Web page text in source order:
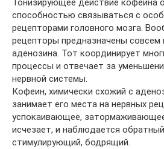
Тонизирующее действие кофеина
способностью связываться с
рецепторами головного мозга.
рецепторы предназначены совсем
аденозина. Тот координирует
процессы и отвечает за
нервной системы.
Кофеин, химически схожий с
занимает его места на нервных
успокаивающее,
исчезает, и наблюдается
стимулирующий, бодрящий.